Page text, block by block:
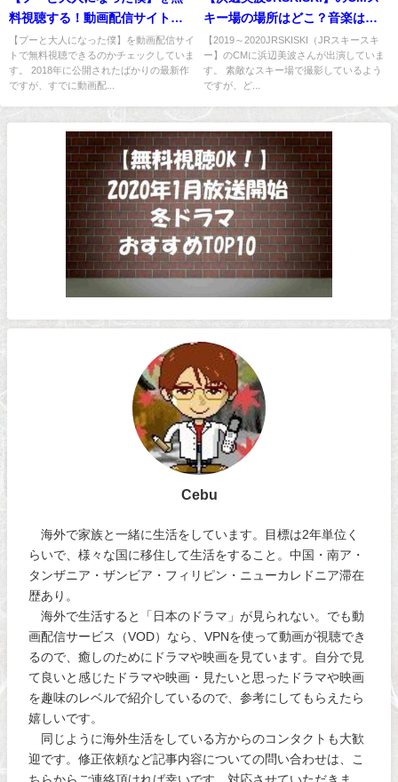
料視聴する！動画配信サイトが
安全！
【プーと大人になった僕】を動画配信サイ
トで無料視聴できるのかチェックしていま
す。 2018年に公開されたばかりの最新作
ですが、すでに動画配...
キー場の場所はどこ？音楽は誰
の曲名は？
【2019～2020JRSKISKI（JRスキースキ
ー】のCMに浜辺美波さんが出演していま
す。 素敵なスキー場で撮影しているよう
ですが、ど...
Cebu
海外で家族と一緒に生活をしています。目標は2年単位く
らいで、様々な国に移住して生活をすること。中国・南ア・
タンザニア・ザンビア・フィリピン・ニューカレドニア滞在
歴あり。
海外で生活すると「日本のドラマ」が見られない。でも動
画配信サービス（VOD）なら、VPNを使って動画が視聴でき
るので、癒しのためにドラマや映画を見ています。自分で見
て良いと感じたドラマや映画・見たいと思ったドラマや映画
を趣味のレベルで紹介しているので、参考にしてもらえたら
嬉しいです。
同じように海外生活をしている方からのコンタクトも大歓
迎です。修正依頼など記事内容についての問い合わせは、こ